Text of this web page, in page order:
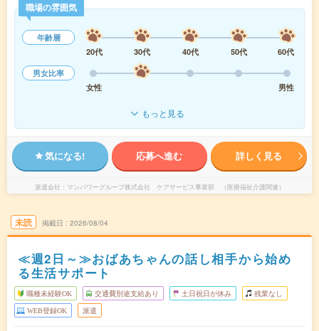
職場の雰囲気
年齢層
20代
30代 40代 50代
60代
男女比率
女性
男性
もっと見る
気になる! 応募へ進む 詳しく見る
派遣会社 マンパワーグループ株式会社 ケアサービス事業部 （医療福祉介護関連）
未読 掲載日 2026/08/04
≪週2日～≫おばあちゃんの話し相手から始め
る生活サポート
職種未経験OK 交通費別途支給あり 土日祝日が休み 残業なし
WEB登録OK 派遣